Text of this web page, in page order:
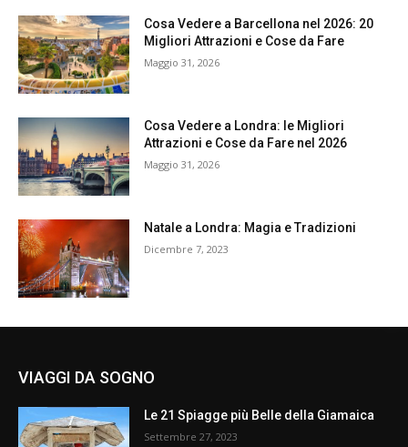
Cosa Vedere a Barcellona nel 2026: 20
Migliori Attrazioni e Cose da Fare
Maggio 31, 2026
Cosa Vedere a Londra: le Migliori
Attrazioni e Cose da Fare nel 2026
Maggio 31, 2026
Natale a Londra: Magia e Tradizioni
Dicembre 7, 2023
VIAGGI DA SOGNO
Le 21 Spiagge più Belle della Giamaica
Settembre 27, 2023